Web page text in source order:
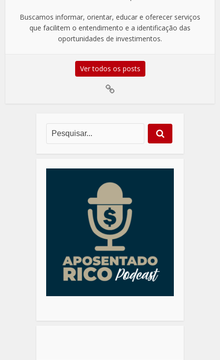
Buscamos informar, orientar, educar e oferecer serviços
que facilitem o entendimento e a identificação das
oportunidades de investimentos.
Ver todos os posts